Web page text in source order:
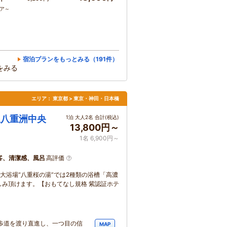
～
宿泊プランをもっとみる（191件）
みる
エリア： 東京都 > 東京・神田・日本橋
重洲中央 1泊 大人2名 合計(税込)
13,800円～
1名 6,900円～
、清潔感、風呂 高評価
浴場“八重桜の湯”では2種類の浴槽「高濃
頂けます。【おもてなし規格 紫認証ホテ
道を渡り直進し、一つ目の信 MAP